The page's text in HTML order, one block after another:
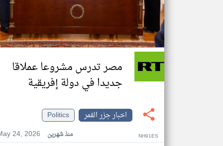
مصر تدرس مشروعا عملاقا
جديدا في دولة إفريقية
اخبار جزر القمر
Politics
24, 2026
منذ شهرين NH91ES